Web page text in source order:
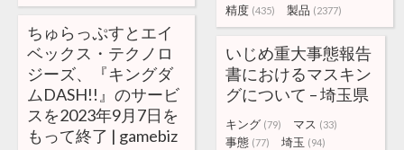
精度 (435) 製品 (2377)
ちゅらっぷすとエイ
ベックス・テクノロ
ジーズ、『キングダ
ムDASH!!』のサービ
スを2023年9月7日を
もって終了 | gamebiz
いじめ重大事態報告
書におけるマスキン
グについて – 埼玉県
キング (79) マス (33)
事態 (77) 埼玉 (94)